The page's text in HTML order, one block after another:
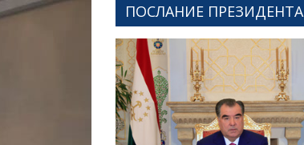
ПОСЛАНИЕ ПРЕЗИДЕНТА